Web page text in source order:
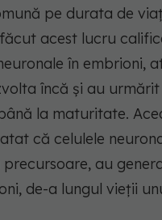
pe durata de
acest lucru
în embrioni,
încă și au urmărit
la maturitate.
că celulele
au
de-a lungul vieții